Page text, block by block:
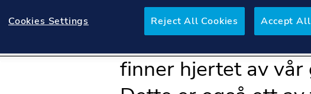
Våre kontorer på
kanten av
finner hjertet av
Cookies Settings Reject All Cookies Accept